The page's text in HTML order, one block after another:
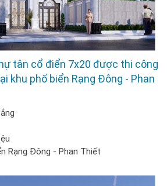
tân cổ điển 7x20 được thi công
khu phố biển Rạng Đông - Phan
Rạng Đông - Phan Thiết